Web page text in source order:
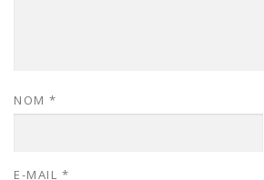
NOM *
E-MAIL *